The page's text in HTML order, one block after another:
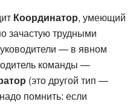
Координатор, умеющий
зачастую трудными
— в явном
команды —
(это другой тип —
помнить: если